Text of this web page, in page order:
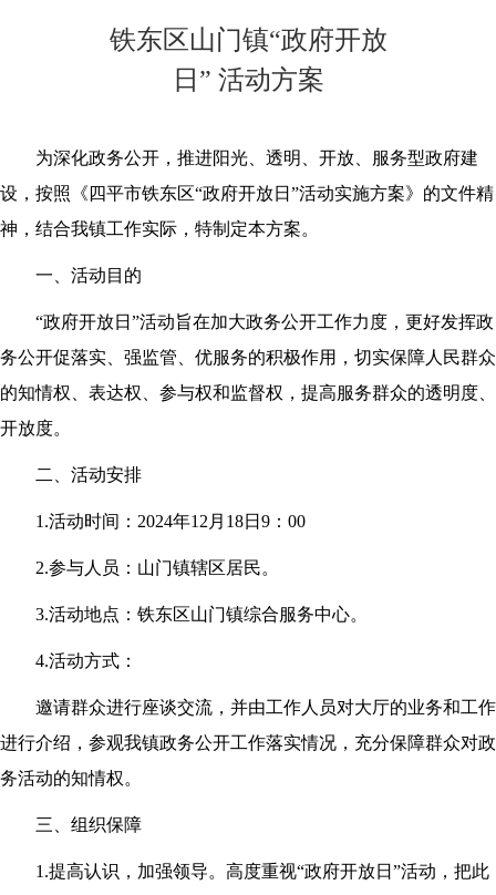
铁东区山门镇“政府开放
日” 活动方案
为深化政务公开，推进阳光、透明、开放、服务型政府建
设，按照《四平市铁东区“政府开放日”活动实施方案》的文件精
神，结合我镇工作实际，特制定本方案。
一、活动目的
“政府开放日”活动旨在加大政务公开工作力度，更好发挥政
务公开促落实、强监管、优服务的积极作用，切实保障人民群众
的知情权、表达权、参与权和监督权，提高服务群众的透明度、
开放度。
二、活动安排
1.活动时间：2024年12月18日9：00
2.参与人员：山门镇辖区居民。
3.活动地点：铁东区山门镇综合服务中心。
4.活动方式：
邀请群众进行座谈交流，并由工作人员对大厅的业务和工作
进行介绍，参观我镇政务公开工作落实情况，充分保障群众对政
务活动的知情权。
三、组织保障
1.提高认识，加强领导。高度重视“政府开放日”活动，把此